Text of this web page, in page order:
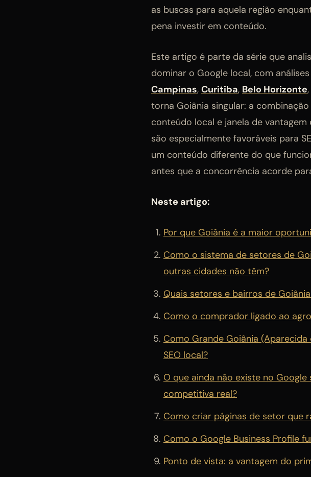
as buscas para aquela região
pena investir em conteúdo.
Este artigo é parte da série que
dominar o Google local, com
Campinas, Curitiba, Belo Horizonte,
torna Goiânia singular: a
conteúdo local e janela de
são especialmente favoráveis para
um conteúdo diferente do que
antes que a concorrência acorde
Neste artigo:
Por que Goiânia é a maior
Como o sistema de setores de
outras cidades não têm?
Quais setores e bairros de
Como o comprador ligado ao
Como Grande Goiânia
SEO local?
O que ainda não existe no
competitiva real?
Como criar páginas de setor que
Como o Google Business Profile
Ponto de vista: a vantagem do